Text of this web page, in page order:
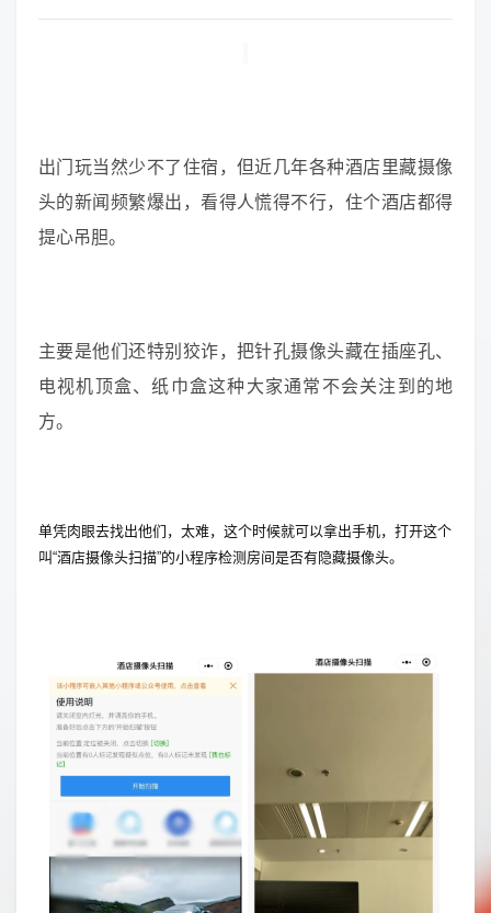
出门玩当然少不了住宿，但近几年各种酒店里藏摄像
头的新闻频繁爆出，看得人慌得不行，住个酒店都得
提心吊胆。
主要是他们还特别狡诈，把针孔摄像头藏在插座孔、
电视机顶盒、纸巾盒这种大家通常不会关注到的地
方。
单凭肉眼去找出他们，太难，这个时候就可以拿出手机，打开这个
叫“酒店摄像头扫描”的小程序检测房间是否有隐藏摄像头。